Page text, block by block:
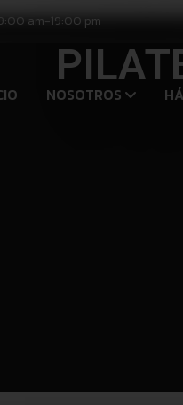
am-19:00 pm
NOSOTROS